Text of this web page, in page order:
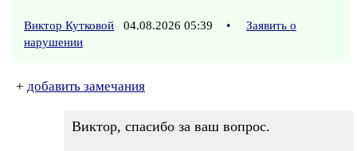
Виктор Кутковой 04.08.2026 05:39 •
Заявить о
нарушении
+ добавить замечания
Виктор, спасибо за ваш вопрос.